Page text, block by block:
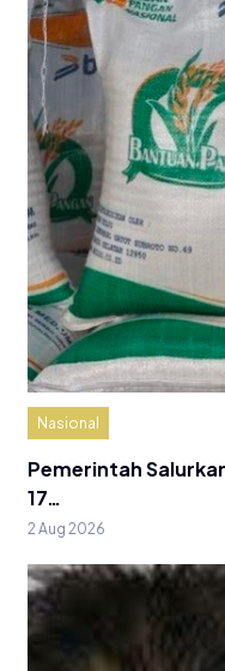
Nasional
Pemerintah
17…
2 Aug 2026